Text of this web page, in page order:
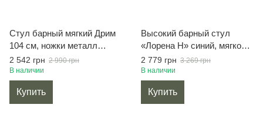
Стул барный мягкий Дрим
104 см, ножки металл
черный/экокожа антрацит
2 542 грн 2 990 грн
В наличии
Купить
Высокий барный стул
«Лорена Н» синий, мягкое
сиденье велюр,
современный стиль
2 779 грн 3 269 грн
В наличии
Купить